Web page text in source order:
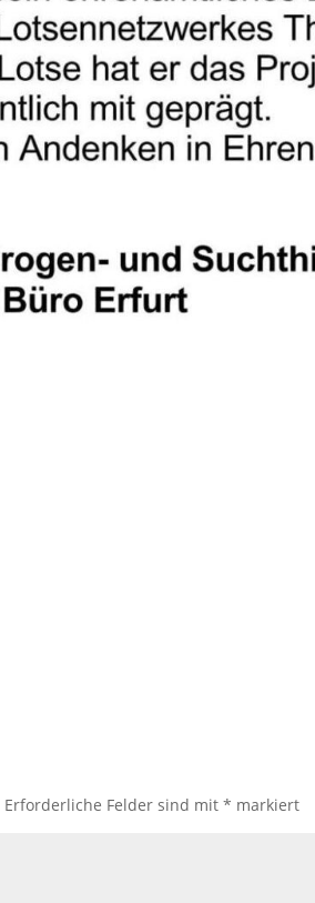
Erforderliche Felder sind mit* markiert